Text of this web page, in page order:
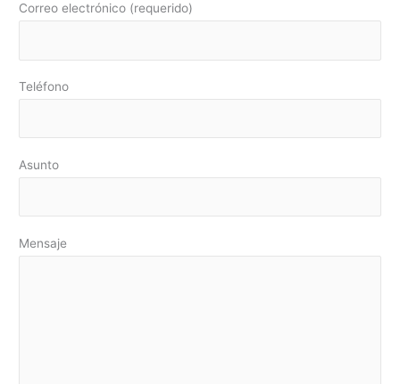
Correo electrónico (requerido)
Teléfono
Asunto
Mensaje